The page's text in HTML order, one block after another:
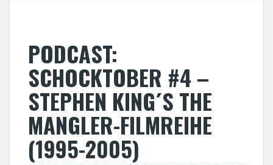
PODCAST:
SCHOCKTOBER #4 –
STEPHEN KING´S THE
MANGLER-FILMREIHE
(1995-2005)